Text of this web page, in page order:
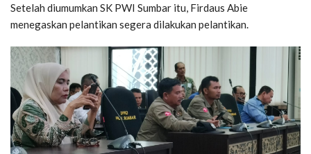
Setelah diumumkan SK PWI Sumbar itu, Firdaus Abie
menegaskan pelantikan segera dilakukan pelantikan.